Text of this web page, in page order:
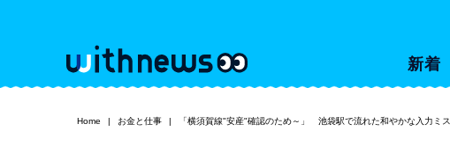
新着
Home お金と仕事 「横須賀線"安産"確認のため～」 池袋駅で流れた和やかな入力ミス